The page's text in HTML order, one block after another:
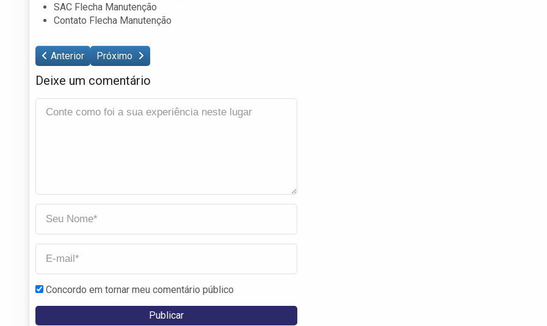
SAC Flecha Manutenção
Contato Flecha Manutenção
Anterior Próximo
Deixe um comentário
Concordo em tornar meu comentário público